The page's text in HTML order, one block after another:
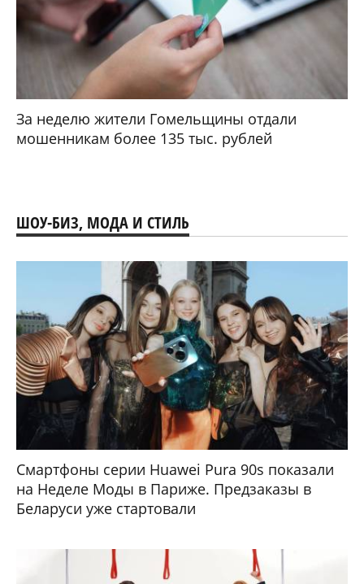
За неделю жители Гомельщины отдали
мошенникам более 135 тыс. рублей
ШОУ-БИЗ, МОДА И СТИЛЬ
Смартфоны серии Huawei Pura 90s показали
на Неделе Моды в Париже. Предзаказы в
Беларуси уже стартовали